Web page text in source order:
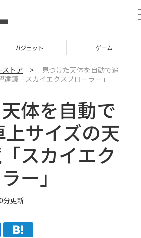
ガジェット ゲーム
ストア >
見つけた天体を自動で追
鏡「スカイエクスプローラー」
体を自動で
サイズの天
スカイエク
ー」
分更新